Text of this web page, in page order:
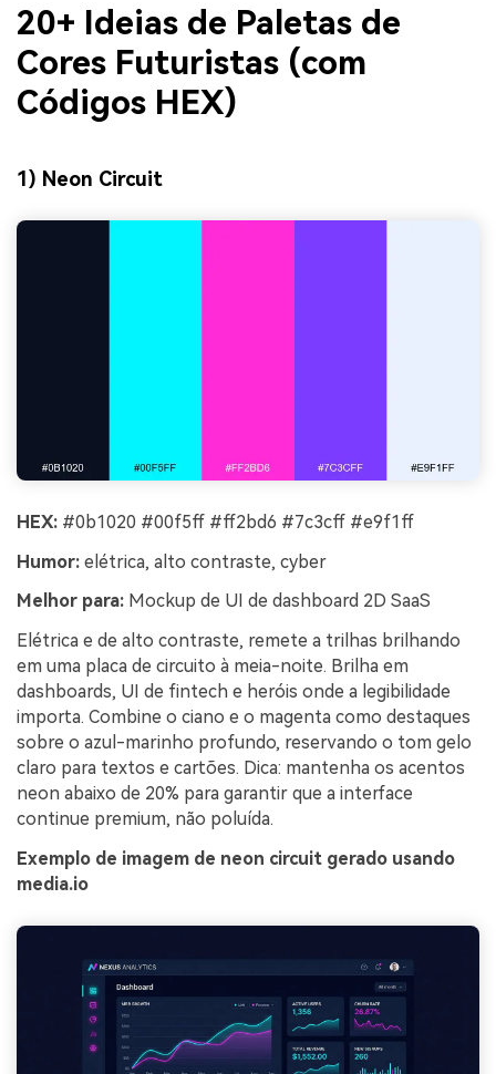
20+ Ideias de Paletas de
Cores Futuristas (com
Códigos HEX)
1) Neon Circuit
HEX: #0b1020 #00f5ff #ff2bd6 #7c3cff #e9f1ff
Humor: elétrica, alto contraste, cyber
Melhor para: Mockup de UI de dashboard 2D SaaS
Elétrica e de alto contraste, remete a trilhas brilhando
em uma placa de circuito à meia-noite. Brilha em
dashboards, UI de fintech e heróis onde a legibilidade
importa. Combine o ciano e o magenta como destaques
sobre o azul-marinho profundo, reservando o tom gelo
claro para textos e cartões. Dica: mantenha os acentos
neon abaixo de 20% para garantir que a interface
continue premium, não poluída.
Exemplo de imagem de neon circuit gerado usando
media.io